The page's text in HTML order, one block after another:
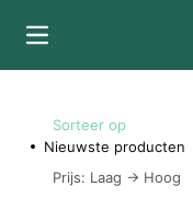
Sorteer op
Nieuwste producten
Prijs: Laag -> Hoog